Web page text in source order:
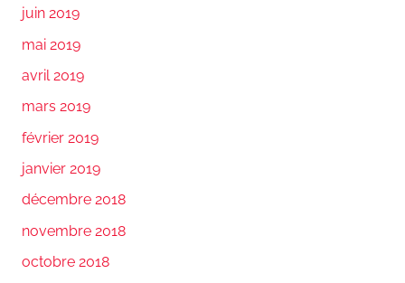
juin 2019
mai 2019
avril 2019
mars 2019
février 2019
janvier 2019
décembre 2018
novembre 2018
octobre 2018